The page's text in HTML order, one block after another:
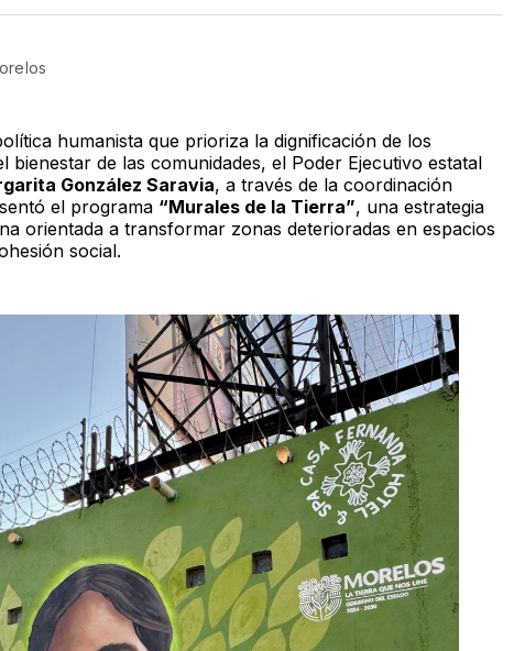
TwitterFacebook
LinkedIn
Email
humanista que prioriza la dignificación de los
bienestar de las comunidades, el Poder Ejecutivo estatal
González Saravia, a través de la coordinación
el programa “Murales de la Tierra”, una estrategia
orientada a transformar zonas deterioradas en espacios
social.